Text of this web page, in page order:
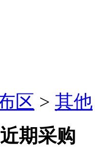
区 > 其他
近期采购